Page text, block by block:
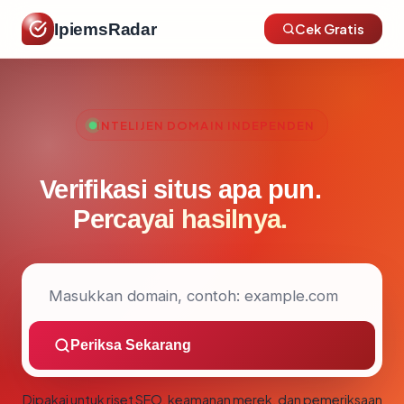
IpiemsRadar Cek Gratis
INTELIJEN DOMAIN INDEPENDEN
Verifikasi situs apa pun.
Percayai hasilnya.
Periksa Sekarang
Dipakai untuk riset SEO, keamanan merek, dan pemeriksaan